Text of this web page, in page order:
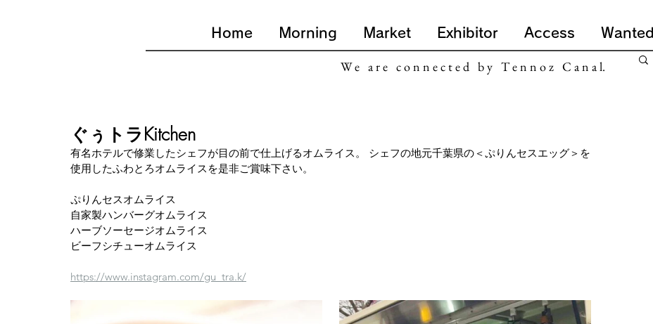
Home Morning Market Exhibitor Access Wanted
ぐぅトラKitchen
有名ホテルで修業したシェフが目の前で仕上げるオムライス。 シェフの地元千葉県の＜ぷりんセスエッグ＞を
使用したふわとろオムライスを是非ご賞味下さい。
ぷりんセスオムライス
自家製ハンバーグオムライス
ハーブソーセージオムライス
ビーフシチューオムライス
https://www.instagram.com/gu_tra.k/
W e a r e c o n n e c t e d b y T e n n o z C a n a l.